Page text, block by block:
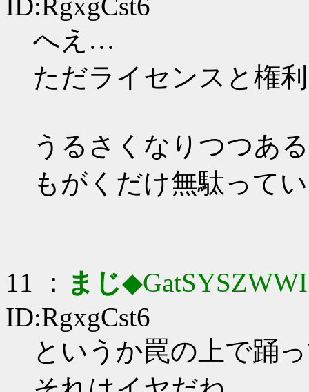
へえ…
ただライセンスと権
うるさくなりつつあ
もがくだけ無駄って
11 ： まじ◆GatSYSZWWI
ID:RgxgCst6
というか罠の上で踊